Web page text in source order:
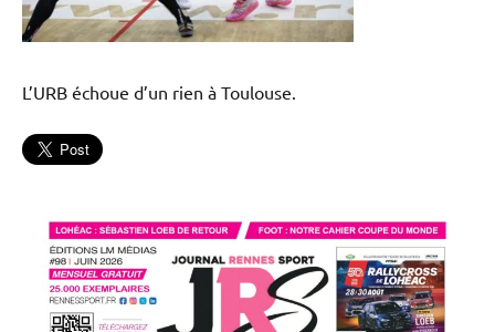
L’URB échoue d’un rien à Toulouse.